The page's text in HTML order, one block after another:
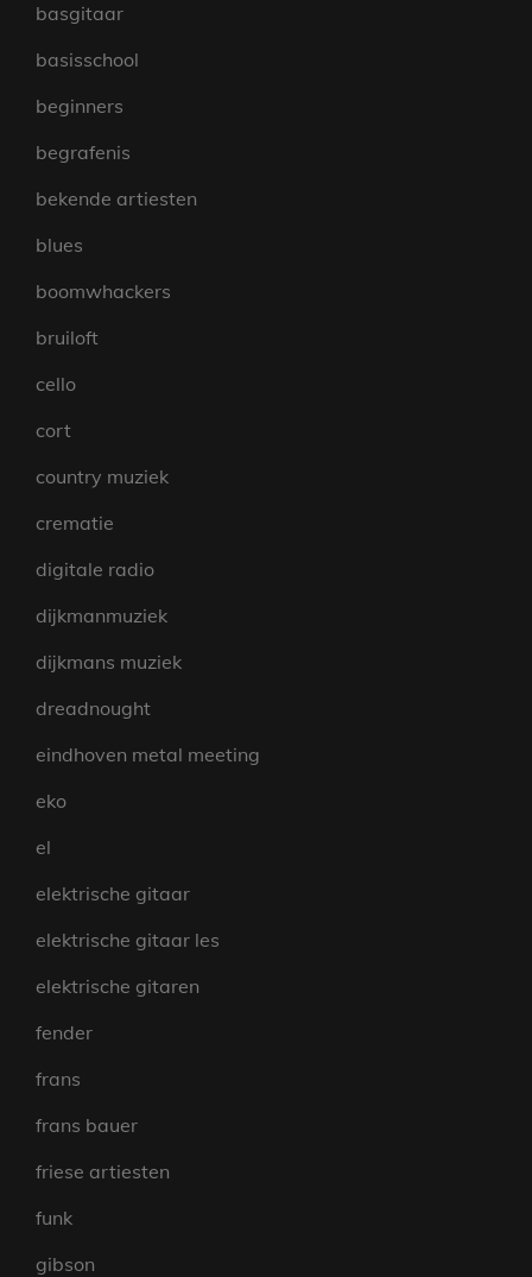
basgitaar
basisschool
beginners
begrafenis
bekende artiesten
blues
boomwhackers
bruiloft
cello
cort
country muziek
crematie
digitale radio
dijkmanmuziek
dijkmans muziek
dreadnought
eindhoven metal meeting
eko
el
elektrische gitaar
elektrische gitaar les
elektrische gitaren
fender
frans
frans bauer
friese artiesten
funk
gibson